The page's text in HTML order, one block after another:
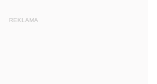
REKLAMA